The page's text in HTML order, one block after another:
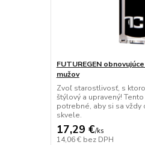
FUTUREGEN
mužov
Zvoľ starostlivosť, s
štýlový a upravený!
potrebné, aby si sa vždy
skvele.
17,29 €/ks
14,06 € bez DPH